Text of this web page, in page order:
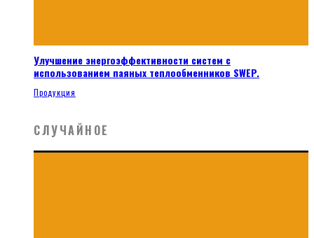
Улучшение энергоэффективности систем с
использованием паяных теплообменников SWEP.
Продукция
СЛУЧАЙНОЕ